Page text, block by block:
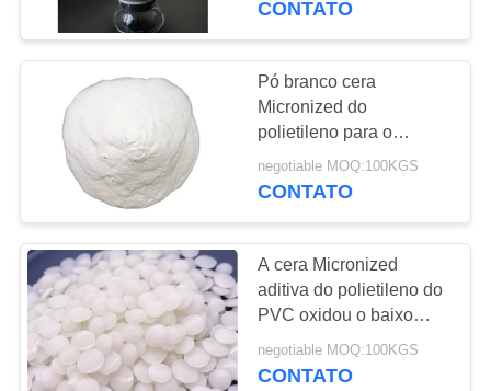
CONTATO
Pó branco cera
Micronized do
polietileno para o
revestimento da pintura
da tubulação do PVC
negotiable MOQ:100KGS
CONTATO
A cera Micronized
aditiva do polietileno do
PVC oxidou o baixo
esparadrapo
negotiable MOQ:100KGS
CONTATO